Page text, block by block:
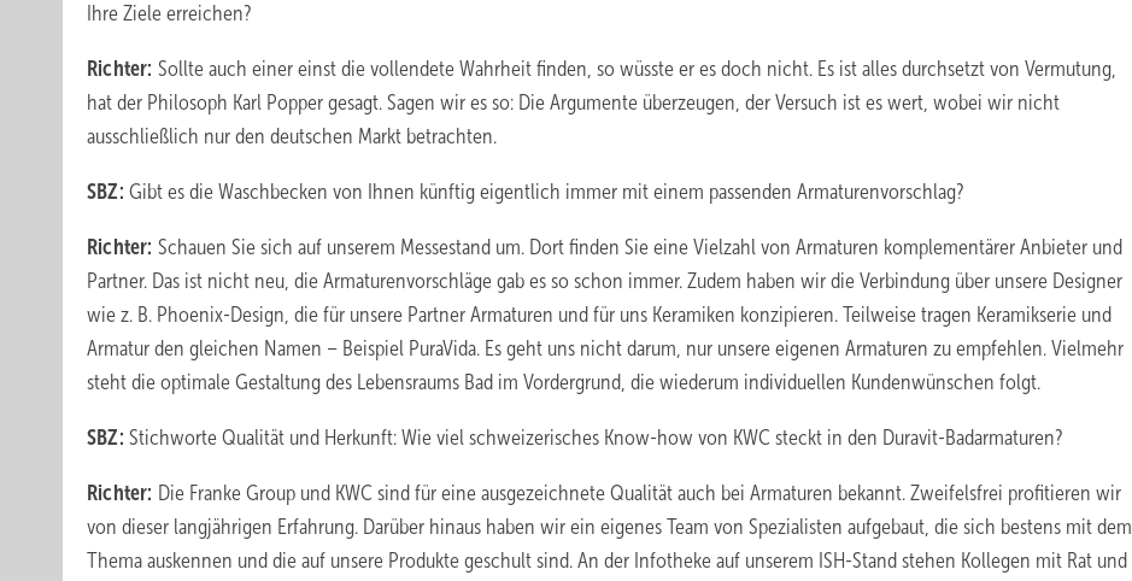
Ihre Ziele erreichen?
Richter: Sollte auch einer einst die vollendete Wahrheit finden, so wüsste er es doch nicht. Es ist alles durchsetzt von Vermutung,
hat der Philosoph Karl Popper gesagt. Sagen wir es so: Die Argumente überzeugen, der Versuch ist es wert, wobei wir nicht
ausschließlich nur den deutschen Markt betrachten.
SBZ: Gibt es die Waschbecken von Ihnen künftig eigentlich immer mit einem passenden Armaturenvorschlag?
Richter: Schauen Sie sich auf unserem Messestand um. Dort finden Sie eine Vielzahl von Armaturen komplementärer Anbieter und
Partner. Das ist nicht neu, die Armaturenvorschläge gab es so schon immer. Zudem haben wir die Verbindung über unsere Designer
wie z. B. Phoenix-Design, die für unsere Partner Armaturen und für uns Keramiken konzipieren. Teilweise tragen Keramikserie und
Armatur den gleichen Namen – Beispiel PuraVida. Es geht uns nicht darum, nur unsere eigenen Armaturen zu empfehlen. Vielmehr
steht die optimale Gestaltung des Lebensraums Bad im Vordergrund, die wiederum individuellen Kundenwünschen folgt.
SBZ: Stichworte Qualität und Herkunft: Wie viel schweizerisches Know-how von KWC steckt in den Duravit-Badarmaturen?
Richter: Die Franke Group und KWC sind für eine ausgezeichnete Qualität auch bei Armaturen bekannt. Zweifelsfrei profitieren wir
von dieser langjährigen Erfahrung. Darüber hinaus haben wir ein eigenes Team von Spezialisten aufgebaut, die sich bestens mit dem
Thema auskennen und die auf unsere Produkte geschult sind. An der Infotheke auf unserem ISH-Stand stehen Kollegen mit Rat und